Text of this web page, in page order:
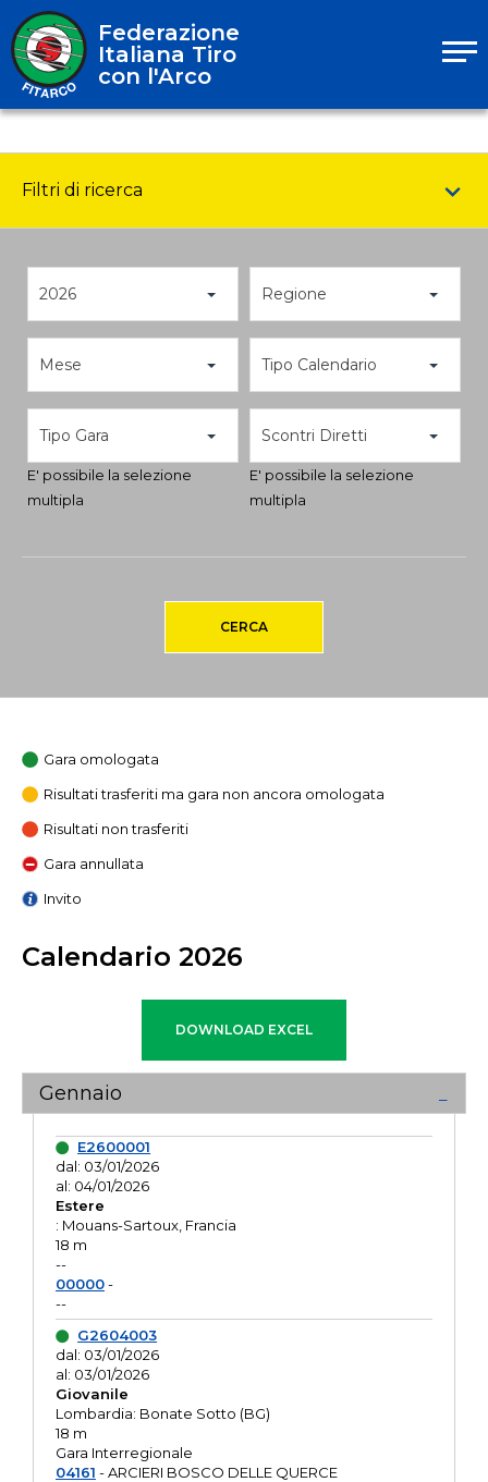
Federazione
Italiana Tiro
con l'Arco
Filtri di ricerca
2026 Regione
Mese Tipo Calendario
Tipo Gara
E' possibile la selezione
multipla
Scontri Diretti
E' possibile la selezione
multipla
CERCA
Gara omologata
Risultati trasferiti ma gara non ancora omologata
Risultati non trasferiti
Gara annullata
Invito
Calendario 2026
Gennaio
E2600001
dal: 03/01/2026
al: 04/01/2026
Estere
: Mouans-Sartoux, Francia
18 m
--
00000-
--
G2604003
dal: 03/01/2026
al: 03/01/2026
Giovanile
Lombardia: Bonate Sotto (BG)
18 m
Gara Interregionale
04161 - ARCIERI BOSCO DELLE QUERCE